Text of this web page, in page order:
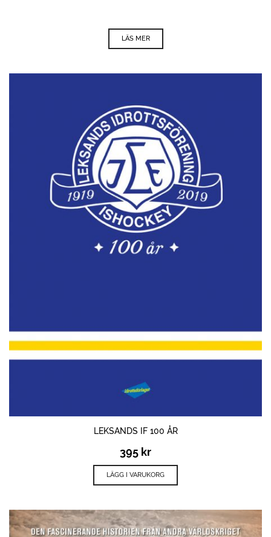
LÄS MER
LEKSANDS IF 100 ÅR
395 kr
LÄGG I VARUKORG